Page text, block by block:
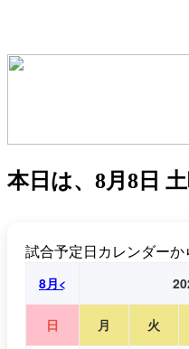
本日は、 8月8日
試合予定日カレンダー
8月<
日 月 火